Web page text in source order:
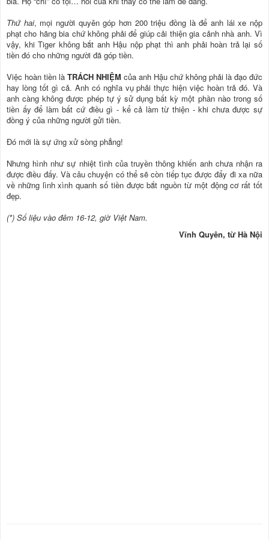
Thứ hai, mọi người quyên góp hơn 200 triệu đồng là để anh lái xe nộp
phạt cho hãng bia chứ không phải để giúp cải thiện gia cảnh nhà anh. Vì
vậy, khi Tiger không bắt anh Hậu nộp phạt thì anh phải hoàn trả lại số
tiền đó cho những người đã góp tiền.
Việc hoàn tiền là TRÁCH NHIỆM của anh Hậu chứ không phải là đạo đức
hay lòng tốt gì cả. Anh có nghĩa vụ phải thực hiện việc hoàn trả đó. Và
anh càng không được phép tự ý sử dụng bất kỳ một phần nào trong số
tiền ấy để làm bất cứ điều gì - kể cả làm từ thiện - khi chưa được sự
đồng ý của những người gửi tiền.
Đó mới là sự ứng xử sòng phẳng!
Nhưng hình như sự nhiệt tình của truyền thông khiến anh chưa nhận ra
được điều đấy. Và câu chuyện có thể sẽ còn tiếp tục được đẩy đi xa nữa
về những lình xình quanh số tiền được bắt nguồn từ một động cơ rất tốt
đẹp.
(*) Số liệu vào đêm 16-12, giờ Việt Nam.
Vĩnh Quyên, từ Hà Nội